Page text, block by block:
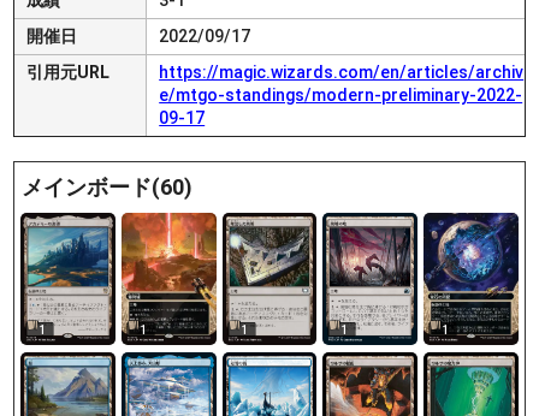
開催日
2022/09/17
引用元URL
https://magic.wizards.com/en/articles/archiv
e/mtgo-standings/modern-preliminary-2022-
09-17
メインボード(60)
1 1 1 1 1